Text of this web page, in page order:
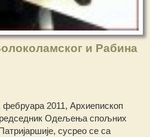
и Рабина
2011, Архиепископ
Одељења спољних
сусрео се са